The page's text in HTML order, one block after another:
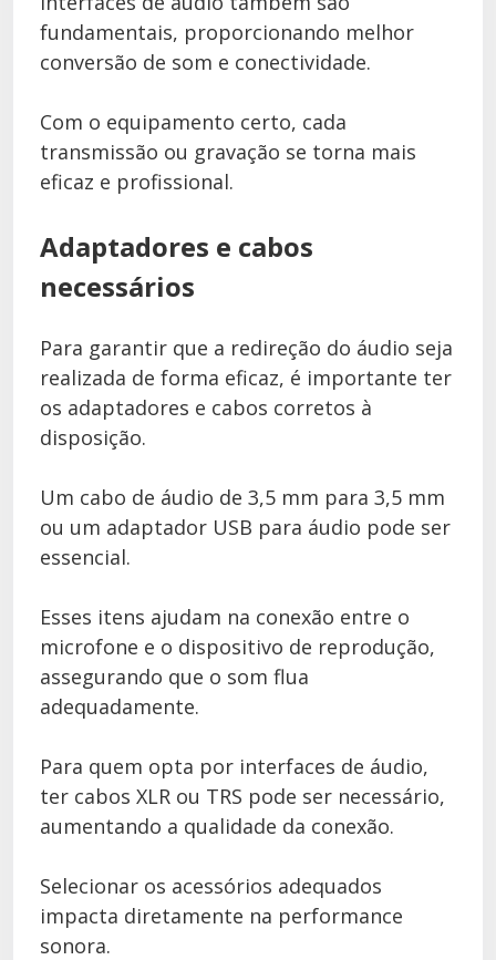
fundamentais, proporcionando melhor
conversão de som e conectividade.
Com o equipamento certo, cada
transmissão ou gravação se torna mais
eficaz e profissional.
Adaptadores e cabos
necessários
Para garantir que a redireção do áudio seja
realizada de forma eficaz, é importante ter
os adaptadores e cabos corretos à
disposição.
Um cabo de áudio de 3,5 mm para 3,5 mm
ou um adaptador USB para áudio pode ser
essencial.
Esses itens ajudam na conexão entre o
microfone e o dispositivo de reprodução,
assegurando que o som flua
adequadamente.
Para quem opta por interfaces de áudio,
ter cabos XLR ou TRS pode ser necessário,
aumentando a qualidade da conexão.
Selecionar os acessórios adequados
impacta diretamente na performance
sonora.